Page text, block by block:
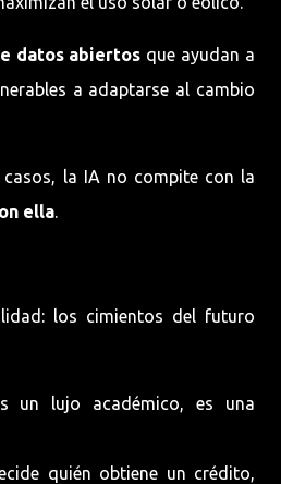
datos abiertos que ayudan a
a adaptarse al cambio
la IA no compite con la
ella
los cimientos del futuro
un lujo académico, es una
quién obtiene un crédito,